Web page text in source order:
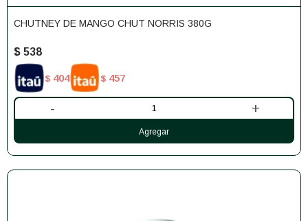
CHUTNEY DE MANGO CHUT NORRIS 380G
$ 538
$ 404 $ 457
- +